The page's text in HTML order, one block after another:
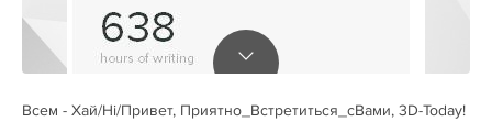
Всем - Хай/Hi/Привет, Приятно_Встретиться_сВами, 3D-Today!